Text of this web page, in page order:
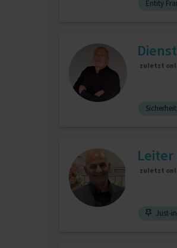
Entity
zuletzt
zuletzt
Just-